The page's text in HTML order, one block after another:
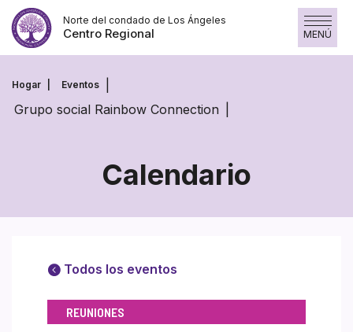
Skip
to
content
Norte del condado de Los Ángeles
Centro Regional MENÚ
Hogar Eventos
Grupo social Rainbow Connection
Calendario
Todos los eventos
REUNIONES